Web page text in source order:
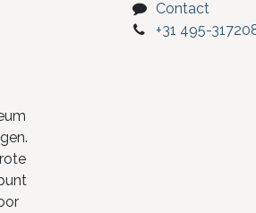
Contact
+31 495-